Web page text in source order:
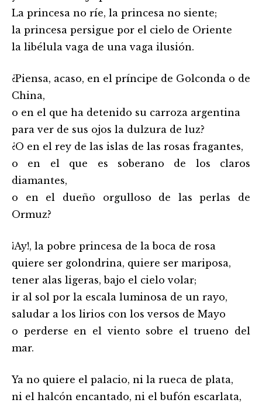
La princesa no ríe, la princesa no siente;
la princesa persigue por el cielo de Oriente
la libélula vaga de una vaga ilusión.
¿Piensa, acaso, en el príncipe de Golconda o de
China,
o en el que ha detenido su carroza argentina
para ver de sus ojos la dulzura de luz?
¿O en el rey de las islas de las rosas fragantes,
o en el que es soberano de los claros
diamantes,
o en el dueño orgulloso de las perlas de
Ormuz?
¡Ay!, la pobre princesa de la boca de rosa
quiere ser golondrina, quiere ser mariposa,
tener alas ligeras, bajo el cielo volar;
ir al sol por la escala luminosa de un rayo,
saludar a los lirios con los versos de Mayo
o perderse en el viento sobre el trueno del
mar.
Ya no quiere el palacio, ni la rueca de plata,
ni el halcón encantado, ni el bufón escarlata,